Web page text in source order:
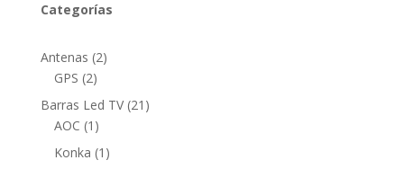
Categorías
Antenas 22
GPS 22
productos
Barras Led TV 21 21
AOC 1 1
producto
Konka 1 1